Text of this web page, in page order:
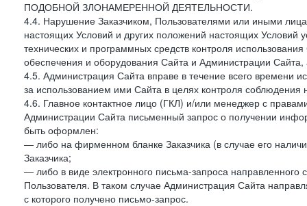
ПОДОБНОЙ ЗЛОНАМЕРЕННОЙ ДЕЯТЕЛЬНОСТИ.
4.4. Нарушение Заказчиком, Пользователями или иными
настоящих Условий и других положений настоящих Условий
технических и программных средств контроля
обеспечения и оборудования Сайта и Администрации
4.5. Администрация Сайта вправе в течение всего времени
за использованием ими Сайта в целях контроля
4.6. Главное контактное лицо (ГКЛ) и/или менеджер с
Администрации Сайта письменный запрос о получении
быть оформлен:
— либо на фирменном бланке Заказчика (в случае его
Заказчика;
— либо в виде электронного письма-запроса направленного
Пользователя. В таком случае Администрация Сайта
с которого получено письмо-запрос.